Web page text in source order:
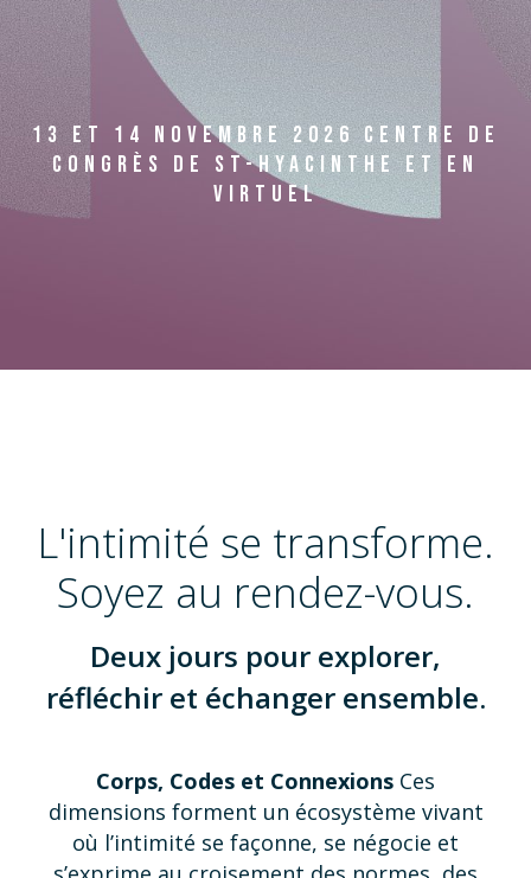
13 ET 14 NOVEMBRE 2026 CENTRE DE
CONGRÈS DE ST-HYACINTHE ET EN
VIRTUEL
L'intimité se transforme.
Soyez au rendez-vous.
Deux jours pour explorer,
réfléchir et échanger ensemble.
Corps, Codes et Connexions Ces
dimensions forment un écosystème vivant
où l’intimité se façonne, se négocie et